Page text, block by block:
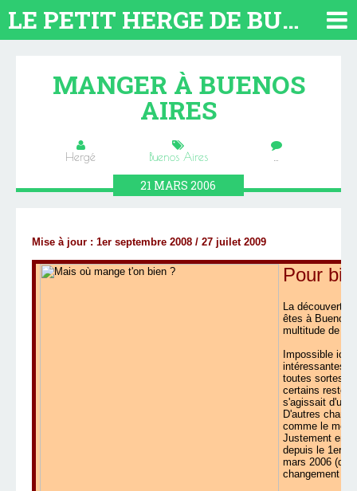
LE PETIT HERGE DE BUENOS AIRES 2026. TOUT SUR L'ARGENTINE
MANGER À BUENOS
AIRES
Hergé Buenos Aires …
21 MARS2006
Mise à jour : 1er septembre 2008 / 27 juilet 2009
Pour
La découverte
êtes à Buenos
multitude de
Impossible ici
intéressantes
toutes sortes,
certains
s'agissait d'un
D'autres
comme le
Justement en
depuis le 1er
mars 2006
changement